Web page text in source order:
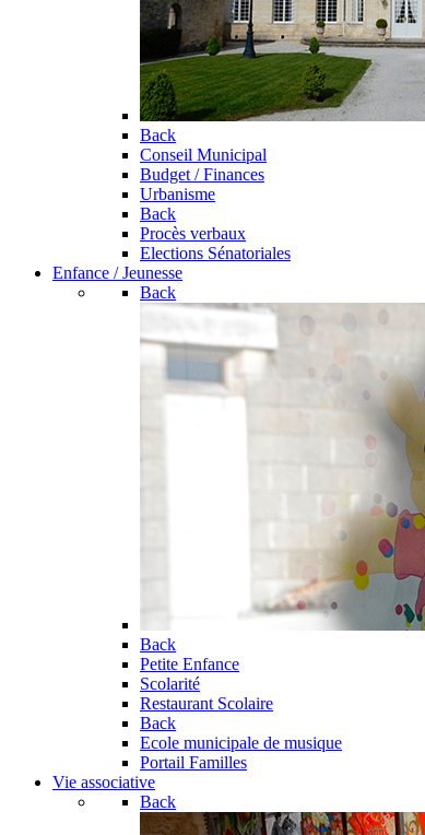
Back
Conseil Municipal
Budget / Finances
Urbanisme
Back
Procès verbaux
Elections Sénatoriales
Enfance / Jeunesse
Back
Back
Petite Enfance
Scolarité
Restaurant Scolaire
Back
Ecole municipale de musique
Portail Familles
Vie associative
Back